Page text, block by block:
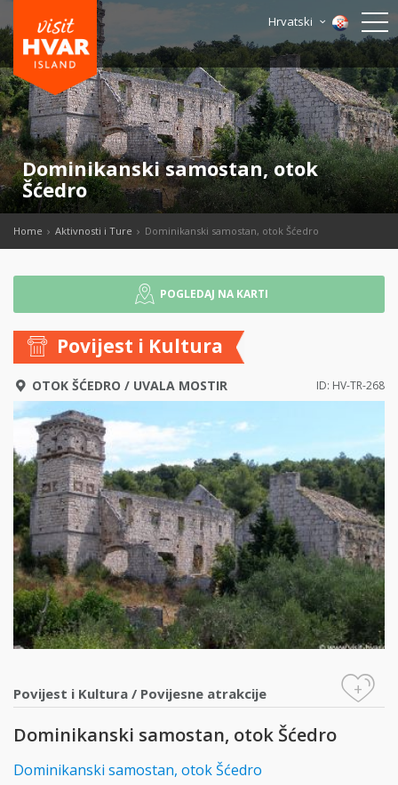
Hrvatski
Dominikanski samostan, otok
Šćedro
Home Aktivnosti i Ture Dominikanski samostan, otok Šćedro
POGLEDAJ NA KARTI
Povijest i Kultura
OTOK ŠĆEDRO / UVALA MOSTIR ID: HV-TR-268
Povijest i Kultura / Povijesne atrakcije +
Dominikanski samostan, otok Šćedro
Dominikanski samostan, otok Šćedro